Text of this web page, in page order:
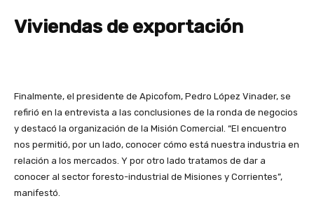
Viviendas de exportación
Finalmente, el presidente de Apicofom, Pedro López Vinader, se
refirió en la entrevista a las conclusiones de la ronda de negocios
y destacó la organización de la Misión Comercial. “El encuentro
nos permitió, por un lado, conocer cómo está nuestra industria en
relación a los mercados. Y por otro lado tratamos de dar a
conocer al sector foresto-industrial de Misiones y Corrientes”,
manifestó.